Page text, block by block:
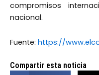
compromisos
nacional.
Fuente: https://
Compartir esta noticia